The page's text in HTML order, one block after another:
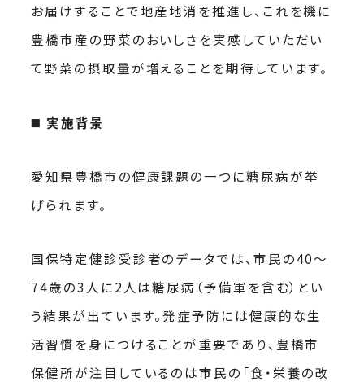
お届けすることで地産地消を推進し、これを機に
豊橋市産の野菜のおいしさを実感していただい
て野菜の摂取量が増えることを期待しています。
◼️ 実施背景
愛知県豊橋市の健康課題の一つに糖尿病が挙
げられます。
国保特定健診受診者のデータでは、市民の40〜
74歳の3人に2人は糖尿病（予備軍を含む）とい
う結果が出ています。発症予防には健康的な生
活習慣を身につけることが重要であり、豊橋市
保健所が注目しているのは市民の「食・栄養の改